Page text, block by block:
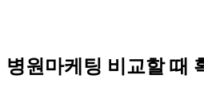
병원마케팅 비교할 때